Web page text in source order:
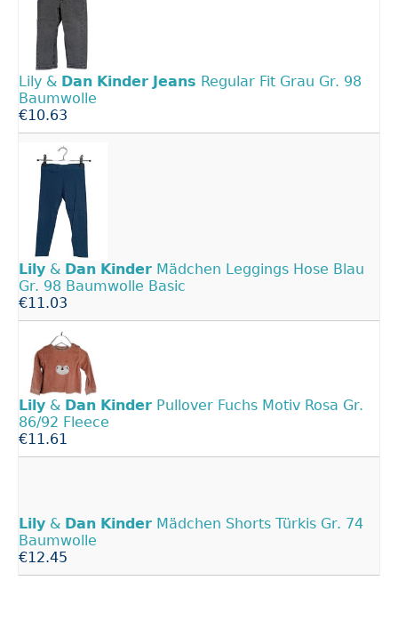
Lily & Dan Kinder Jeans Regular Fit Grau Gr. 98
Baumwolle
€10.63
Lily & Dan Kinder Mädchen Leggings Hose Blau
Gr. 98 Baumwolle Basic
€11.03
Lily & Dan Kinder Pullover Fuchs Motiv Rosa Gr.
86/92 Fleece
€11.61
Lily & Dan Kinder Mädchen Shorts Türkis Gr. 74
Baumwolle
€12.45